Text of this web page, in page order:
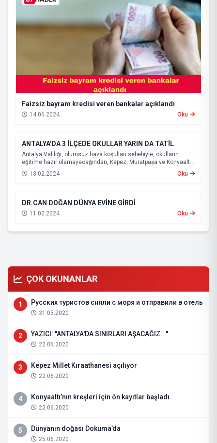
Faizsiz bayram kredisi veren bankalar açıklandı
14.06.2024 Oku
ANTALYA'DA 3 İLÇEDE OKULLAR YARIN DA TATİL
Antalya Valiliği, olumsuz hava koşulları sebebiyle, okulların
eğitime hazır olamayacağından, Kepez, Muratpaşa ve Konyaaltı
ilçelerinde eğitime yarın da ara verileceğini açıkladı.
13.02.2024 Oku
DR.CAN DOĞAN DÜNYA EVİNE GİRDİ
11.02.2024 Oku
ÇOK OKUNANLAR
1 Русских туристов сняли с моря и отправили в отель
31.05.2020
2 YAZICI: "ANTALYA'DA SINIRLARI AŞACAĞIZ..."
22.06.2020
3 Kepez Millet Kıraathanesi açılıyor
22.06.2020
4 Konyaaltı’nın kreşleri için ön kayıtlar başladı
22.06.2020
5 Dünyanın doğası Dokuma’da
25.06.2020